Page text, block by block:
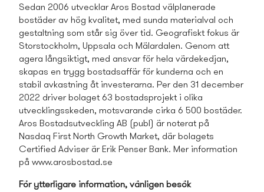
Sedan 2006 utvecklar Aros Bostad välplanerade
bostäder av hög kvalitet, med sunda materialval och
gestaltning som står sig över tid. Geografiskt fokus är
Storstockholm, Uppsala och Mälardalen. Genom att
agera långsiktigt, med ansvar för hela värdekedjan,
skapas en trygg bostads­affär för kunderna och en
stabil avkastning åt investerarna. Per den 31 december
2022 driver bolaget 63 bostads­projekt i olika
utvecklings­skeden, motsvarande cirka 6 500 bostäder.
Aros Bostads­utveckling AB (publ) är noterat på
Nasdaq First North Growth Market, där bolagets
Certified Adviser är Erik Penser Bank. Mer information
på www.arosbostad.se
För ytterligare information, vänligen besök